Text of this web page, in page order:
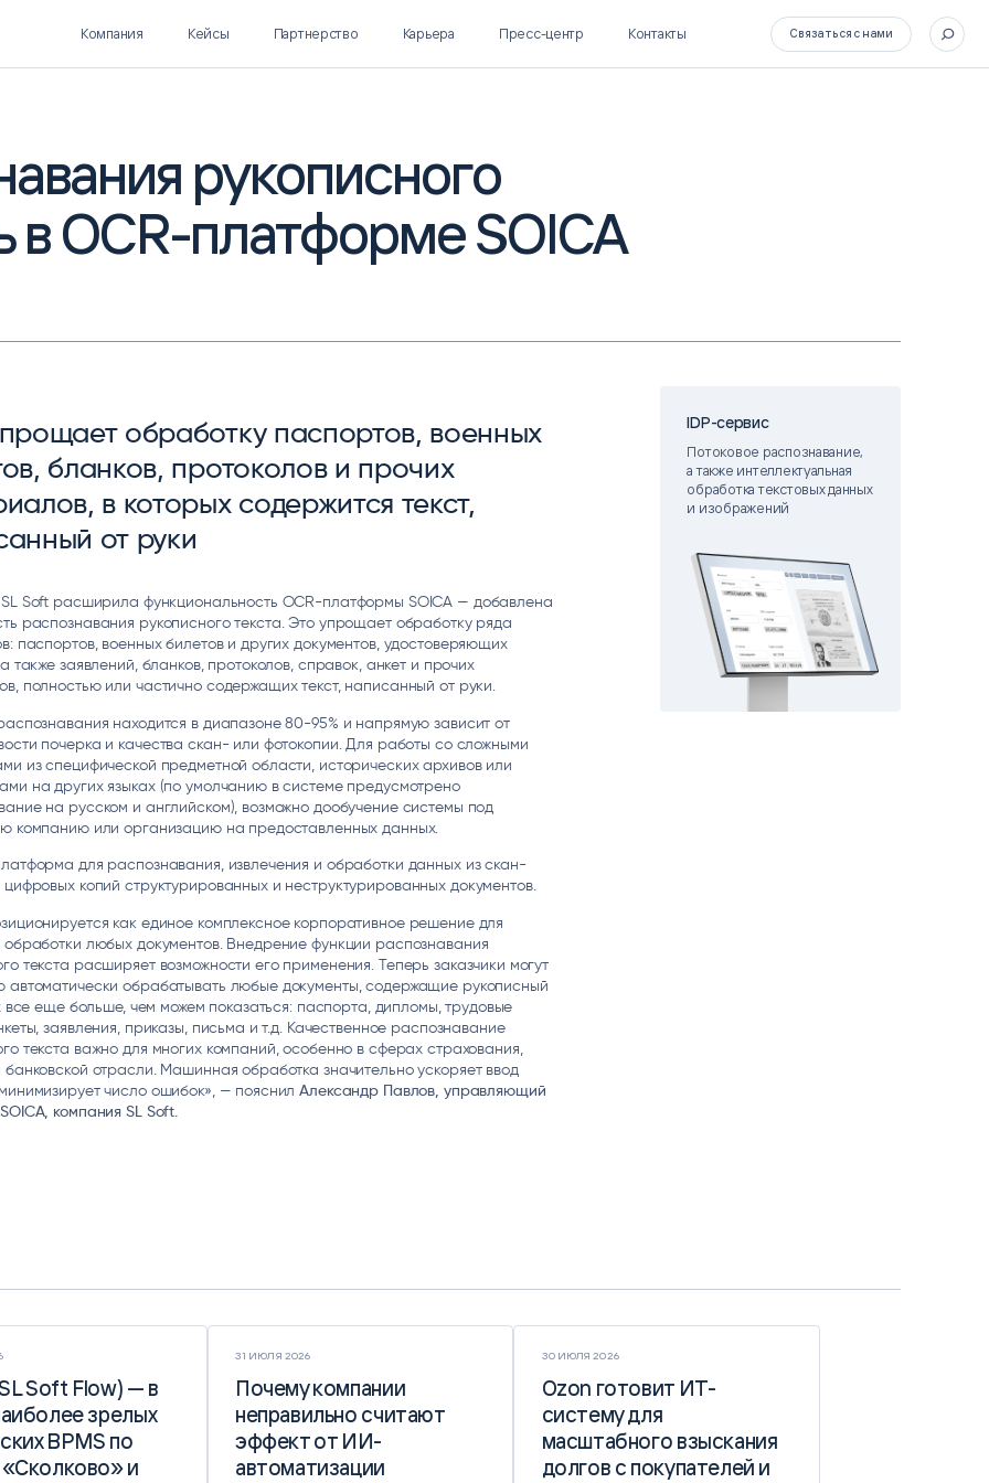
Polymatica EPM
ПЛАНИРОВАНИЕ И
БЮДЖЕТИРОВАНИЕ
SL Soft AI
AI ДЛЯ ГИПЕРАВТОМАТИЗАЦИИ
SL Soft Flow
BPM + ECM
И ТЕКСТОВЫЕ БОТЫ
Преферентум
ИНТЕЛЛЕКТУАЛЬНАЯ ОБРАБОТКА
ТЕКСТА
MD Audit Polymatica
РАСПОЗНАВАНИЕ ДАННЫХ
Компания Кейсы Партнерство Карьера Пресс-центр Контакты Связаться с нами
рукописного
в OCR-платформе SOICA
обработку паспортов, военных
бланков, протоколов и прочих
в которых содержится текст,
от руки
Soft расширила функциональность OCR-платформы SOICA — добавлена
распознавания рукописного текста. Это упрощает обработку ряда
паспортов, военных билетов и других документов, удостоверяющих
также заявлений, бланков, протоколов, справок, анкет и прочих
полностью или частично содержащих текст, написанный от руки.
находится в диапазоне 80-95% и напрямую зависит от
почерка и качества скан- или фотокопии. Для работы со сложными
из специфической предметной области, исторических архивов или
на других языках (по умолчанию в системе предусмотрено
на русском и английском), возможно дообучение системы под
компанию или организацию на предоставленных данных.
для распознавания, извлечения и обработки данных из скан-
копий структурированных и неструктурированных документов.
как единое комплексное корпоративное решение для
обработки любых документов. Внедрение функции распознавания
текста расширяет возможности его применения. Теперь заказчики могут
автоматически обрабатывать любые документы, содержащие рукописный
все еще больше, чем можем показаться: паспорта, дипломы, трудовые
заявления, приказы, письма и т.д. Качественное распознавание
текста важно для многих компаний, особенно в сферах страхования,
отрасли. Машинная обработка значительно ускоряет ввод
число ошибок», — пояснилАлександр Павлов, управляющий
компания SL Soft.
IDP-сервис
Потоковое распознавание,
а также интеллектуальная
обработка текстовых данных
и изображений
Soft Flow) — в
зрелых
BPMS по
и
Soft Flow) — в
зрелых
BPMS по
и
31 ИЮЛЯ 2026
Почему компании
неправильно считают
эффект от ИИ-
автоматизации
Почему компании
неправильно считают
эффект от ИИ-
автоматизации
30 ИЮЛЯ 2026
Ozon готовит ИТ-
систему для
масштабного взыскания
долгов с покупателей и
Ozon готовит ИТ-
систему для
масштабного взыскания
долгов с покупателей и